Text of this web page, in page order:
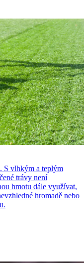
S vlhkým a teplým
trávy není
hmotu dále využívat,
hromadě nebo